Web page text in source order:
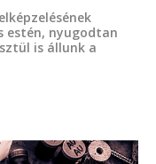
estén, nyugodtan
is állunk a